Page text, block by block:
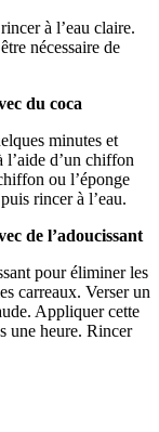
à l’eau claire.
nécessaire de
du coca
minutes et
l’aide d’un chiffon
ou l’éponge
rincer à l’eau.
de l’adoucissant
pour éliminer les
carreaux. Verser un
Appliquer cette
une heure. Rincer